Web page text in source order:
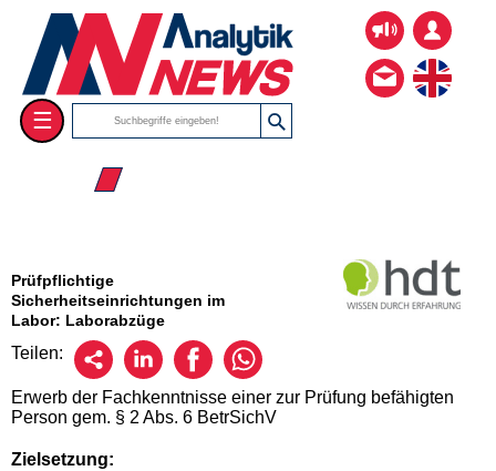
☰
☰ 2026
Prüfpflichtige
Sicherheitseinrichtungen im
Labor: Laborabzüge
Teilen:
Erwerb der Fachkenntnisse einer zur Prüfung befähigten
Person gem. § 2 Abs. 6 BetrSichV
Zielsetzung: